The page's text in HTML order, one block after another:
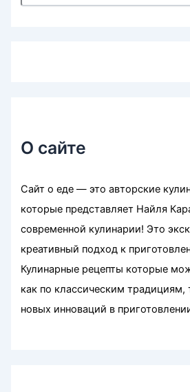
О сайте
Сайт о еде — это авторские
которые представляет Найля
современной кулинарии! Это
креативный подход к
Кулинарные рецепты которые
как по классическим традициям,
новых инноваций в